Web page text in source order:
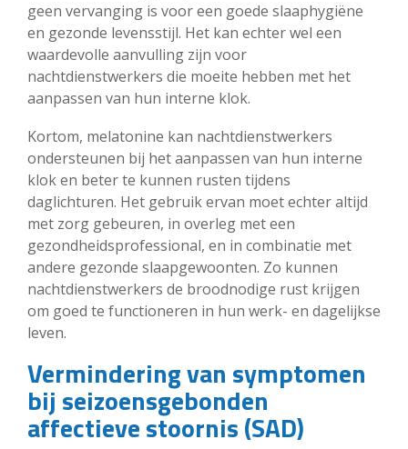
geen vervanging is voor een goede slaaphygiëne
en gezonde levensstijl. Het kan echter wel een
waardevolle aanvulling zijn voor
nachtdienstwerkers die moeite hebben met het
aanpassen van hun interne klok.
Kortom, melatonine kan nachtdienstwerkers
ondersteunen bij het aanpassen van hun interne
klok en beter te kunnen rusten tijdens
daglichturen. Het gebruik ervan moet echter altijd
met zorg gebeuren, in overleg met een
gezondheidsprofessional, en in combinatie met
andere gezonde slaapgewoonten. Zo kunnen
nachtdienstwerkers de broodnodige rust krijgen
om goed te functioneren in hun werk- en dagelijkse
leven.
Vermindering van symptomen
bij seizoensgebonden
affectieve stoornis (SAD)